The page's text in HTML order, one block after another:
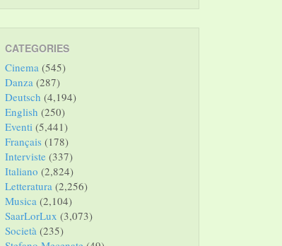
CATEGORIES
Cinema (545)
Danza (287)
Deutsch (4,194)
English (250)
Eventi (5,441)
Français (178)
Interviste (337)
Italiano (2,824)
Letteratura (2,256)
Musica (2,104)
SaarLorLux (3,073)
Società (235)